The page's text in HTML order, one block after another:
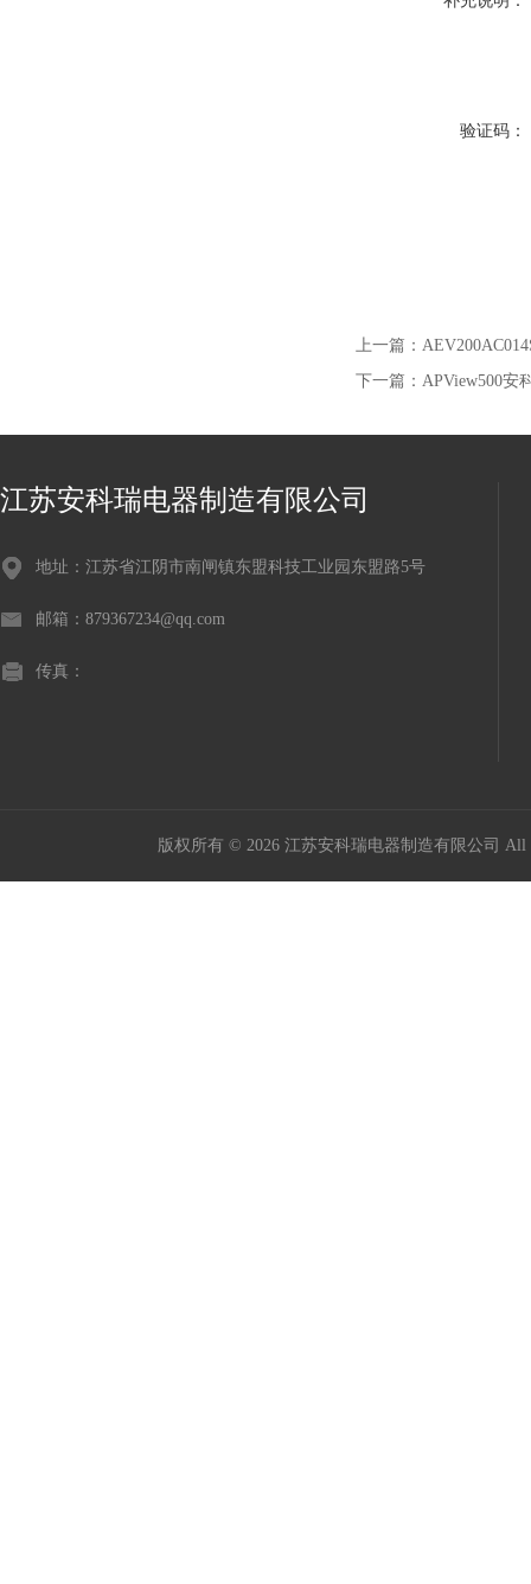
验证码：
上一篇：
下一篇： APView500安
江苏安科瑞电器制造有限公司
地址：江苏省江阴市南闸镇东盟科技工业园东盟路5号
邮箱：879367234@qq.com
传真：
版权所有 © 2026 江苏安科瑞电器制造有限公司